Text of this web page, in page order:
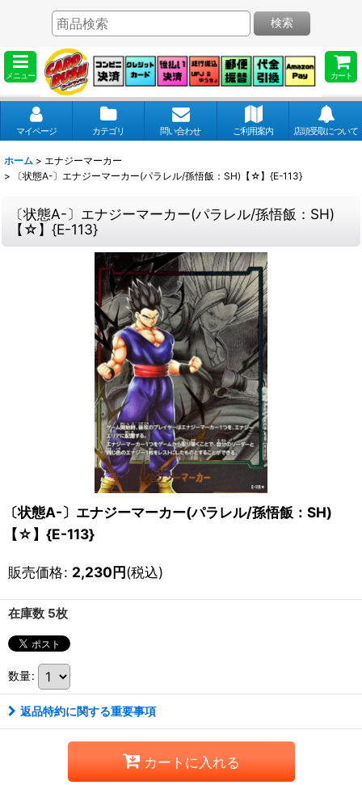
メニュー カート
検索
マイページ カテゴリ 問い合わせ ご利用案内 店頭受取について
ホーム > エナジーマーカー
>
〔状態A-〕エナジーマーカー(パラレル/孫悟飯：SH)【☆】{E-113}
〔状態A-〕エナジーマーカー(パラレル/孫悟飯：SH)
【☆】{E-113}
〔状態A-〕エナジーマーカー(パラレル/孫悟飯：SH)
【☆】{E-113}
販売価格: 2,230円(税込)
在庫数 5枚
数量:
返品特約に関する重要事項
カートに入れる